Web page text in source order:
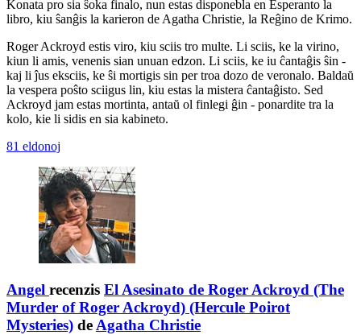
Konata pro sia ŝoka finalo, nun estas disponebla en Esperanto la
libro, kiu ŝanĝis la karieron de Agatha Christie, la Reĝino de Krimo.
Roger Ackroyd estis viro, kiu sciis tro multe. Li sciis, ke la virino,
kiun li amis, venenis sian unuan edzon. Li sciis, ke iu ĉantaĝis ŝin -
kaj li ĵus eksciis, ke ŝi mortigis sin per troa dozo de veronalo. Baldaŭ
la vespera poŝto sciigus lin, kiu estas la mistera ĉantaĝisto. Sed
Ackroyd jam estas mortinta, antaŭ ol finlegi ĝin - ponardite tra la
kolo, kie li sidis en sia kabineto.
81 eldonoj
Angel recenzis El Asesinato de Roger Ackroyd (The
Murder of Roger Ackroyd) (Hercule Poirot
Mysteries) deAgatha Christie